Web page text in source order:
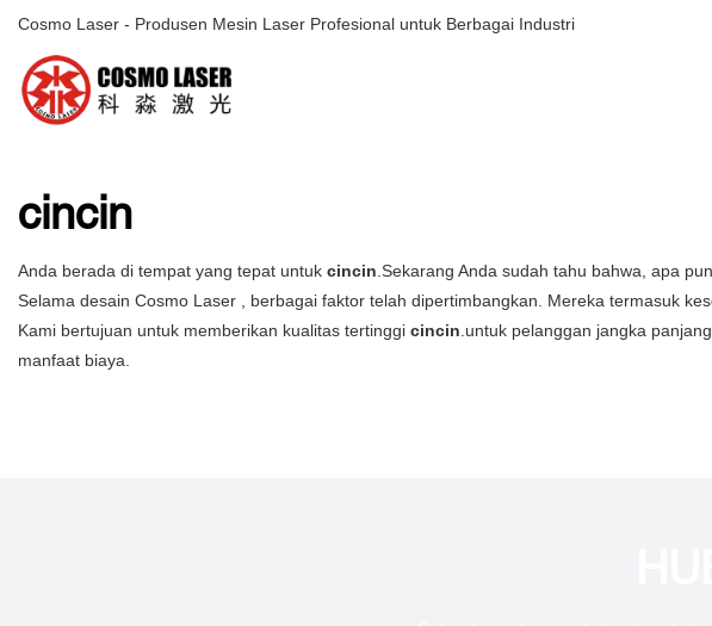
Cosmo Laser - Produsen Mesin Laser Profesional untuk Berbagai Industri
cincin
Anda berada di tempat yang tepat untuk cincin.Sekarang Anda sudah tahu bahwa, apa
Selama desain Cosmo Laser , berbagai faktor telah dipertimbangkan. Mereka termasuk
Kami bertujuan untuk memberikan kualitas tertinggi cincin.untuk pelanggan jangka
manfaat biaya.